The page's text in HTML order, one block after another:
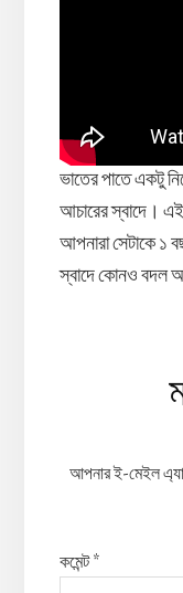
ভাতের পাতে একটু
আচারের স্বাদে।
আপনারা সেটাকে ১
স্বাদে কোনও বদল
আপনার ই-মেইল
কমেন্ট*